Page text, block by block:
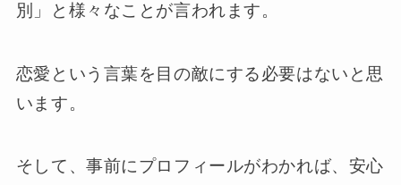
別」と様々なことが言われます。
恋愛という言葉を目の敵にする必要はないと思
います。
そして、事前にプロフィールがわかれば、安心